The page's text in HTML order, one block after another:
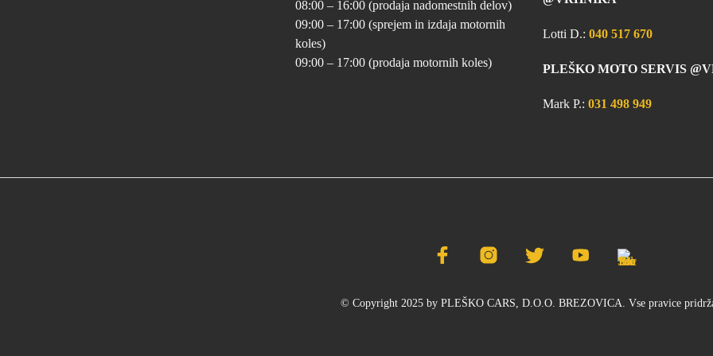
08:00 – 16:00 (prodaja nadomestnih delov)
09:00 – 17:00 (sprejem in izdaja motornih
koles)
09:00 – 17:00 (prodaja motornih koles)
Lotti D.: 040 517 670
PLEŠKO MOTO SERVIS
Mark P.: 031 498 949
© Copyright 2025 by PLEŠKO CARS, D.O.O. BREZOVICA. Vse pravice